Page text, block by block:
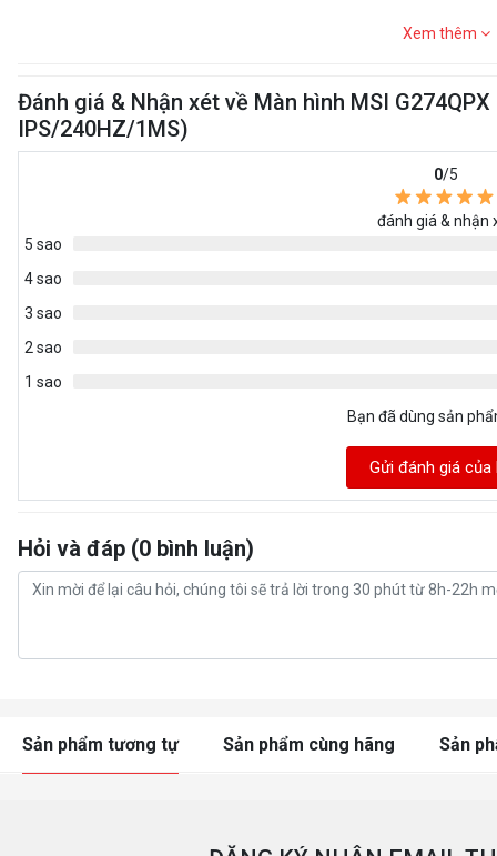
Xem thêm
Đánh giá & Nhận xét về Màn hình MSI G274QPX
IPS/240HZ/1MS)
0/5
đánh giá & nhận
5 sao
4 sao
3 sao
2 sao
1 sao
Bạn đã dùng sản
Gửi đánh giá của
Hỏi và đáp (0 bình luận)
Sản phẩm tương tự Sản phẩm cùng hãng Sản